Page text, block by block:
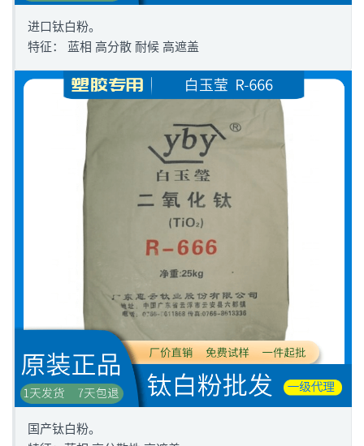
进口钛白粉。
特征： 蓝相 高分散 耐候 高遮盖
国产钛白粉。